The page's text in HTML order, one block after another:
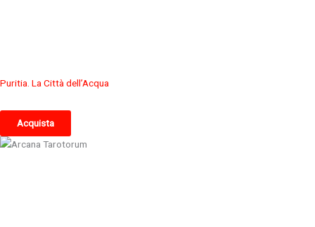
Puritia. La Città dell’Acqua
Acquista